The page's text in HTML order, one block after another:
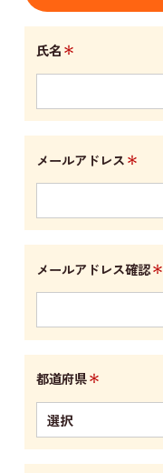
氏名＊
メールアドレス＊
メールアドレス確認＊
都道府県＊